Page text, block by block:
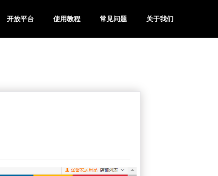
开放平台 使用教程 常见问题 关于我们